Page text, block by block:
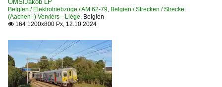
OMSIJakob LP
Belgien / Elektrotriebzüge / AM 62-79, Belgien / Strecken / Strecke
(Aachen–) Vervièrs – Liège, Belgien
 164 1200x800 Px, 12.10.2024